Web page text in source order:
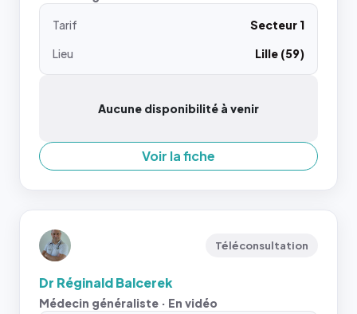
Tarif
Secteur 1
Lieu
Lille (59)
Aucune disponibilité à venir
Voir la fiche
Téléconsultation
Dr Réginald Balcerek
Médecin généraliste · En vidéo